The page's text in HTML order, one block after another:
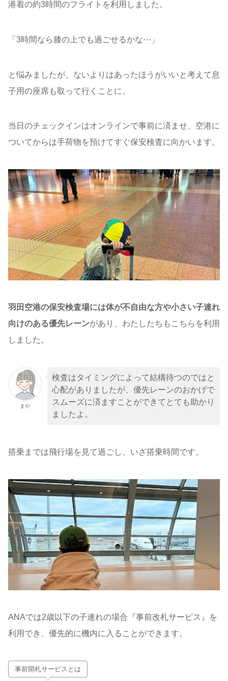
港着の約3時間のフライトを利用しました。
「3時間なら膝の上でも過ごせるかな⋯」
と悩みましたが、ないよりはあったほうがいいと考えて息
子用の座席も取って行くことに。
当日のチェックインはオンラインで事前に済ませ、空港に
ついてからは手荷物を預けてすぐ保安検査に向かいます。
羽田空港の保安検査場には体が不自由な方や小さい子連れ
向けのある優先レーンがあり、わたしたちもこちらを利用
しました。
まや
検査はタイミングによって結構待つのではと
心配がありましたが、優先レーンのおかげで
スムーズに済ますことができてとても助かり
ましたよ。
搭乗までは飛行場を見て過ごし、いざ搭乗時間です。
ANAでは2歳以下の子連れの場合『事前改札サービス』を
利用でき、優先的に機内に入ることができます。
事前開札サービスとは